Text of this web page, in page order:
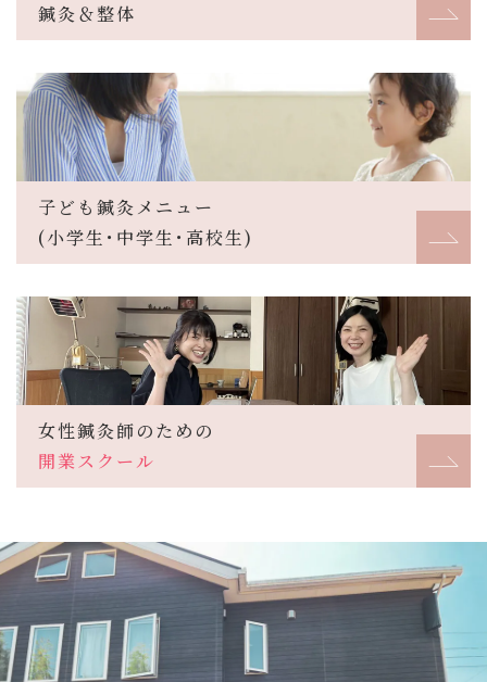
鍼灸＆整体
子ども鍼灸メニュー
(小学生･中学生･高校生)
女性鍼灸師のための
開業スクール